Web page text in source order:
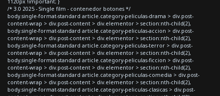
/* 3.0 2025 - Single film - contenedor botones */
body.single-format-standard article.category-peliculas-drama > div.post-
content-wrap > div.post-content > div.elementor > section:nth-child(2),
body.single-format-standard article.category-peliculas-accion > div.post-
content-wrap > div.post-content > div.elementor > section:nth-child(2),
body.single-format-standard article.category-peliculas-terror > div.post-
content-wrap > div.post-content > div.elementor > section:nth-child(2),
body.single-format-standard article.category-peliculas-ficcion > div.post-
content-wrap > div.post-content > div.elementor > section:nth-child(2),
body.single-format-standard article.category-peliculas-comedia > div.post-
content-wrap > div.post-content > div.elementor > section:nth-child(2),
body.single-format-standard article.category-peliculas-clasicas > div.post-